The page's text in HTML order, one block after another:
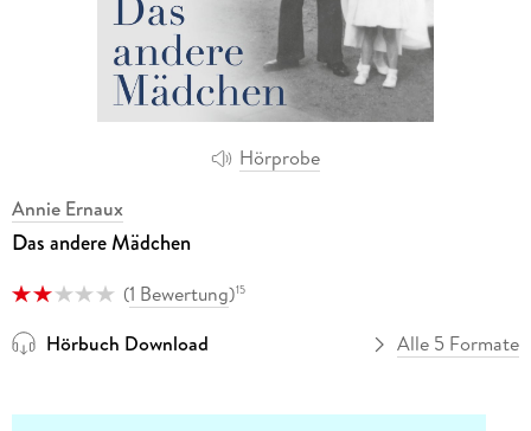
Hörprobe
Annie Ernaux
Das andere Mädchen
(1 Bewertung)15
Hörbuch Download Alle 5 Formate